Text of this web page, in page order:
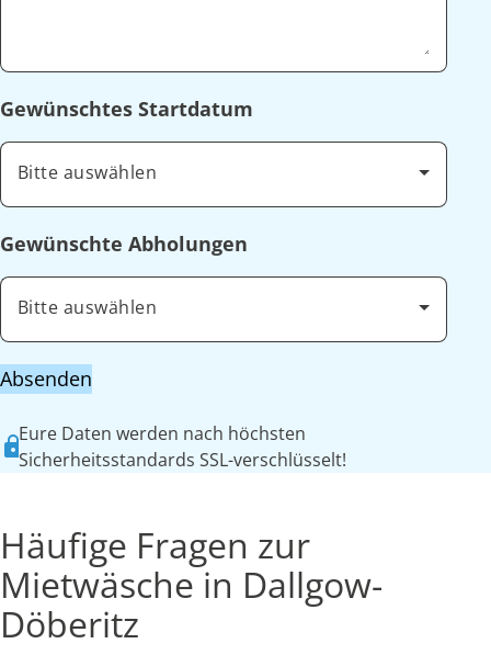
Gewünschtes Startdatum
Bitte auswählen
Gewünschte Abholungen
Bitte auswählen
Absenden
Eure Daten werden nach höchsten
Sicherheitsstandards SSL-verschlüsselt!
Häufige Fragen zur
Mietwäsche in Dallgow-
Döberitz